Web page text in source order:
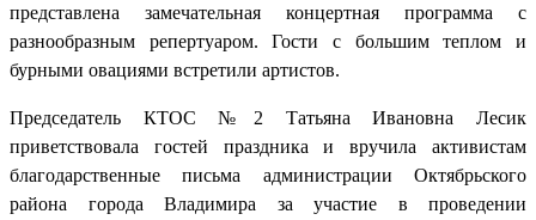
представлена замечательная концертная программа с
разнообразным репертуаром. Гости с большим теплом и
бурными овациями встретили артистов.
Председатель КТОС №2 Татьяна Ивановна Лесик
приветствовала гостей праздника и вручила активистам
благодарственные письма администрации Октябрьского
района города Владимира за участие в проведении